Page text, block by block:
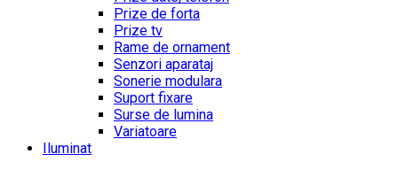
Prize de forta
Prize tv
Rame de ornament
Senzori aparataj
Sonerie modulara
Suport fixare
Surse de lumina
Variatoare
Iluminat